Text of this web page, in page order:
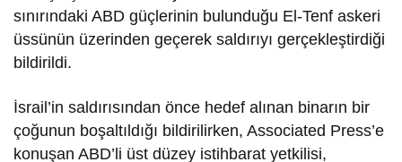
sınırındaki ABD güçlerinin bulunduğu El-Tenf askeri
üssünün üzerinden geçerek saldırıyı gerçekleştirdiği
bildirildi.
İsrail’in saldırısından önce hedef alınan binarın bir
çoğunun boşaltıldığı bildirilirken, Associated Press’e
konuşan ABD’li üst düzey istihbarat yetkilisi,